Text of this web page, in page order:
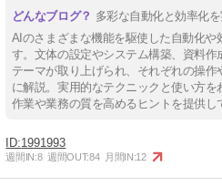
多彩な自動化と効率化
AIのさまざまな機能を駆使した自動化や
す。文体の設定やシステム構築、資料
テーマが取り上げられ、それぞれの操
に解説。実用的なテクニックと使い方
作業や業務の質を高めるヒントを提供し
1991993
週間IN:8 週間OUT:84 月間IN:12